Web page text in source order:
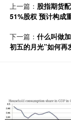
上一篇： 股指期货
51%股权 预计构成
下一篇： 什么叫做
初五的月光”如何再